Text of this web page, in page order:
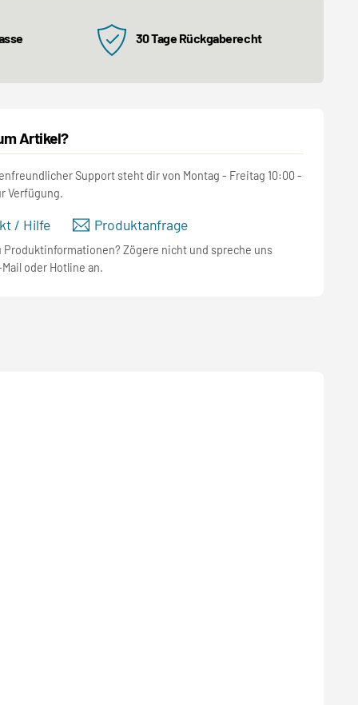
30 Tage Rückgaberecht
Artikel?
Support steht dir von Montag - Freitag 10:00 -
Verfügung.
/ Hilfe Produktanfrage
Produktinformationen? Zögere nicht und spreche uns
oder Hotline an.